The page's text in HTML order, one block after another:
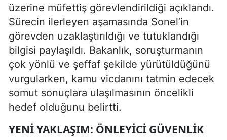
üzerine müfettiş görevlendirildiği açıklandı.
Sürecin ilerleyen aşamasında Sonel’in
görevden uzaklaştırıldığı ve tutuklandığı
bilgisi paylaşıldı. Bakanlık, soruşturmanın
çok yönlü ve şeffaf şekilde yürütüldüğünü
vurgularken, kamu vicdanını tatmin edecek
somut sonuçlara ulaşılmasının öncelikli
hedef olduğunu belirtti.
YENI YAKLAŞIM: ÖNLEYICI GÜVENLIK